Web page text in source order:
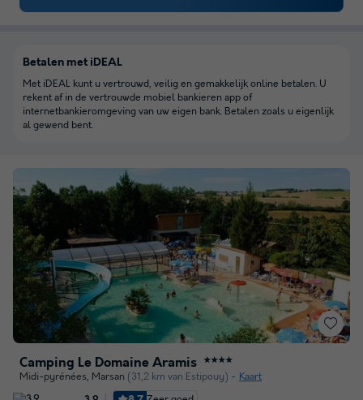
Camping Le Domaine Aramis ★★★★
Midi-pyrénées, Marsan (31,2 km van Estipouy) Kaart
Betalen met iDEAL
Met iDEAL kunt u vertrouwd, veilig en gemakkelijk online betalen. U
rekent af in de vertrouwde mobiel bankieren app of
internetbankieromgeving van uw eigen bank. Betalen zoals u eigenlijk
al gewend bent.